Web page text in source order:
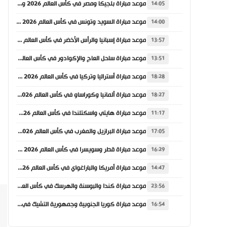
14:05 موعد مباراة بلجيكا ومصر في كأس العالم 2026 والقنوات الناقلة
14:00 موعد مباراة السويد وتونس في كأس العالم 2026 والقنوات الناقلة
13:57 موعد مباراة إسبانيا والرأس الأخضر في كأس العالم 2026 والقنوات الناقلة
13:51 موعد مباراة ساحل العاج والإكوادور في كأس العالم 2026 والقنوات الناقلة
18:28 موعد مباراة أستراليا وتركيا في كأس العالم 2026 والقنوات الناقلة
18:27 موعد مباراة ألمانيا وكوراساو في كأس العالم 2026 والقنوات الناقلة
11:17 موعد مباراة هايتي واسكتلندا في كأس العالم 2026 والقنوات الناقلة
17:05 موعد مباراة البرازيل والمغرب في كأس العالم 2026 والقنوات الناقلة
16:29 موعد مباراة قطر وسويسرا في كأس العالم 2026 والقنوات الناقلة
14:47 موعد مباراة أمريكا والباراغواي في كأس العالم 2026 والقنوات الناقلة
23:56 موعد مباراة كندا والبوسنة والهرسك في كأس العالم 2026 والقنوات الناقلة
16:54 موعد مباراة كوريا الجنوبية وجمهورية التشيك في كأس العالم 2026 والقنوات الناقلة